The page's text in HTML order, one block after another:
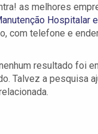
as melhores
Hospitalar
com telefone e
resultado foi
Talvez a pesquisa